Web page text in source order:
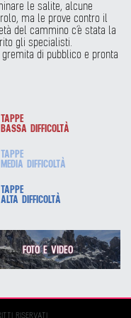
le salite, alcune
ma le prove contro il
del cammino c’è stata la
gli specialisti.
gremita di pubblico e pronta
TAPPE
BASSA DIFFICOLTÀ
TAPPE
MEDIA DIFFICOLTÀ
TAPPE
ALTA DIFFICOLTÀ
FOTO E VIDEO
RISERVATI